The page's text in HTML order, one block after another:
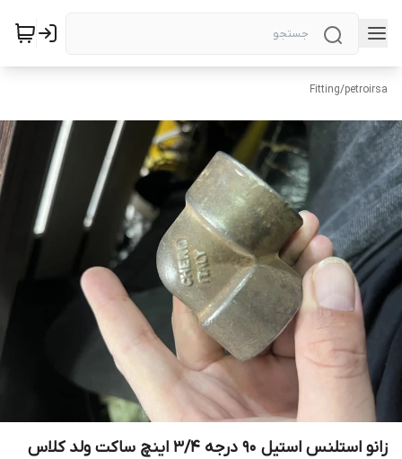
petroirsa
/
Fitting
زانو استلنس استیل 90 درجه 3/4 اینچ ساکت ولد کلاس